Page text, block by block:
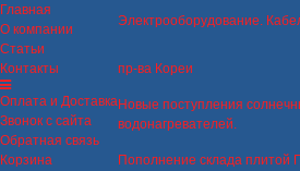
Главная
О компании
Статьи
Контакты
Оплата и Доставка
Звонок с сайта
Обратная связь
Корзина
Электрооборудование.
пр-ва Кореи
Новые поступления
водонагревателей.
Пополнение склада плитой